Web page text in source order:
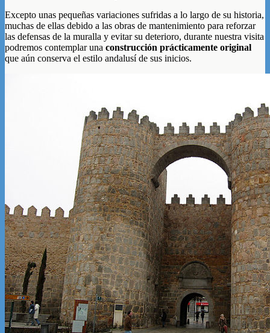
Excepto unas pequeñas variaciones sufridas a lo largo de su historia,
muchas de ellas debido a las obras de mantenimiento para reforzar
las defensas de la muralla y evitar su deterioro, durante nuestra visita
podremos contemplar una construcción prácticamente original
que aún conserva el estilo andalusí de sus inicios.